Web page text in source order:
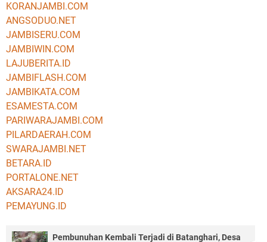
KORANJAMBI.COM
ANGSODUO.NET
JAMBISERU.COM
JAMBIWIN.COM
LAJUBERITA.ID
JAMBIFLASH.COM
JAMBIKATA.COM
ESAMESTA.COM
PARIWARAJAMBI.COM
PILARDAERAH.COM
SWARAJAMBI.NET
BETARA.ID
PORTALONE.NET
AKSARA24.ID
PEMAYUNG.ID
Pembunuhan Kembali Terjadi di Batanghari, Desa